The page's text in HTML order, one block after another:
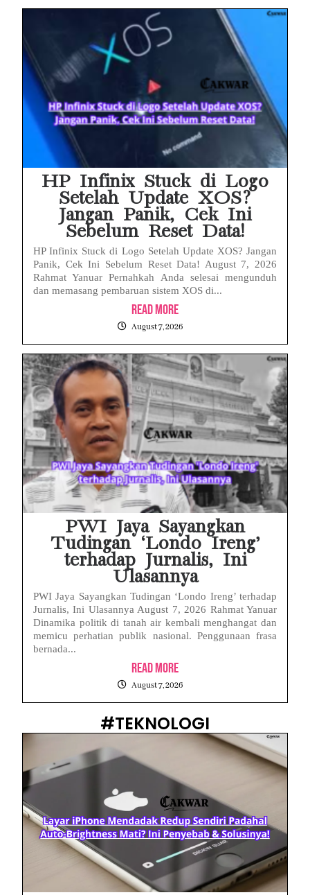
HP Infinix Stuck di Logo
Setelah Update XOS?
Jangan Panik, Cek Ini
Sebelum Reset Data!
HP Infinix Stuck di Logo Setelah Update XOS? Jangan
Panik, Cek Ini Sebelum Reset Data! August 7, 2026
Rahmat Yanuar Pernahkah Anda selesai mengunduh
dan memasang pembaruan sistem XOS di...
Read More
August 7, 2026
PWI Jaya Sayangkan
Tudingan ‘Londo Ireng’
terhadap Jurnalis, Ini
Ulasannya
PWI Jaya Sayangkan Tudingan ‘Londo Ireng’ terhadap
Jurnalis, Ini Ulasannya August 7, 2026 Rahmat Yanuar
Dinamika politik di tanah air kembali menghangat dan
memicu perhatian publik nasional. Penggunaan frasa
bernada...
Read More
August 7, 2026
#TEKNOLOGI